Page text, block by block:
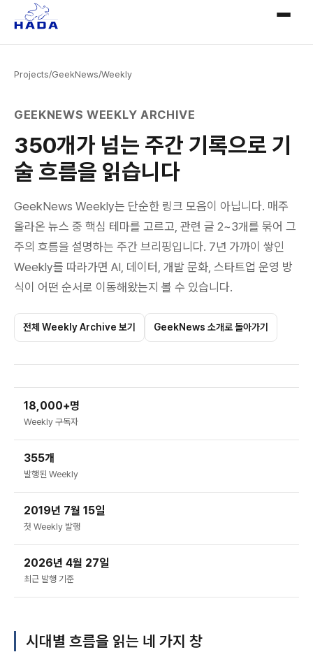
Projects/GeekNews/Weekly
GEEKNEWS WEEKLY ARCHIVE
350개가 넘는 주간 기록으로 기
술 흐름을 읽습니다
GeekNews Weekly는 단순한 링크 모음이 아닙니다. 매주
올라온 뉴스 중 핵심 테마를 고르고, 관련 글 2~3개를 묶어 그
주의 흐름을 설명하는 주간 브리핑입니다. 7년 가까이 쌓인
Weekly를 따라가면 AI, 데이터, 개발 문화, 스타트업 운영 방
식이 어떤 순서로 이동해왔는지 볼 수 있습니다.
전체 Weekly Archive 보기 GeekNews 소개로 돌아가기
18,000+명
Weekly 구독자
355개
발행된 Weekly
2019년 7월 15일
첫 Weekly 발행
2026년 4월 27일
최근 발행 기준
시대별 흐름을 읽는 네 가지 창